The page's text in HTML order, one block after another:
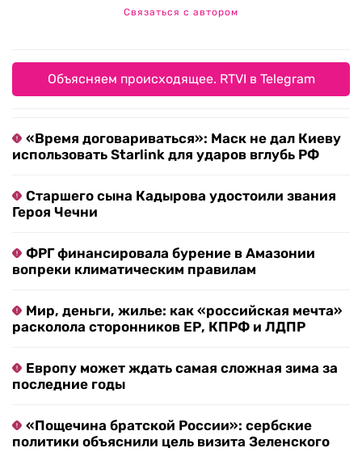
Связаться с автором
Объясняем происходящее. RTVI в Telegram
«Время договариваться»: Маск не дал Киеву
использовать Starlink для ударов вглубь РФ
Старшего сына Кадырова удостоили звания
Героя Чечни
ФРГ финансировала бурение в Амазонии
вопреки климатическим правилам
Мир, деньги, жилье: как «российская мечта»
расколола сторонников ЕР, КПРФ и ЛДПР
Европу может ждать самая сложная зима за
последние годы
«Пощечина братской России»: сербские
политики объяснили цель визита Зеленского